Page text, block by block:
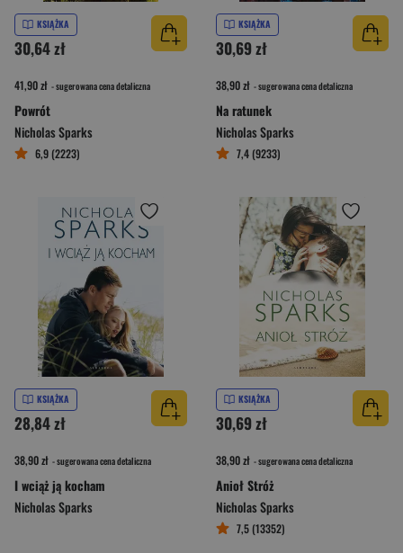
KSIĄŻKA
30,64 zł
41,90 zł - sugerowana cena detaliczna
Powrót
Nicholas Sparks
6,9 (2223)
KSIĄŻKA
30,69 zł
38,90 zł - sugerowana cena detaliczna
Na ratunek
Nicholas Sparks
7,4 (9233)
KSIĄŻKA
28,84 zł
38,90 zł - sugerowana cena detaliczna
I wciąż ją kocham
Nicholas Sparks
KSIĄŻKA
30,69 zł
38,90 zł - sugerowana cena detaliczna
Anioł Stróż
Nicholas Sparks
7,5 (13352)